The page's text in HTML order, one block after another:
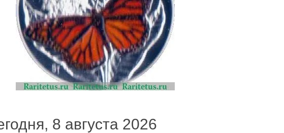
8 августа 2026